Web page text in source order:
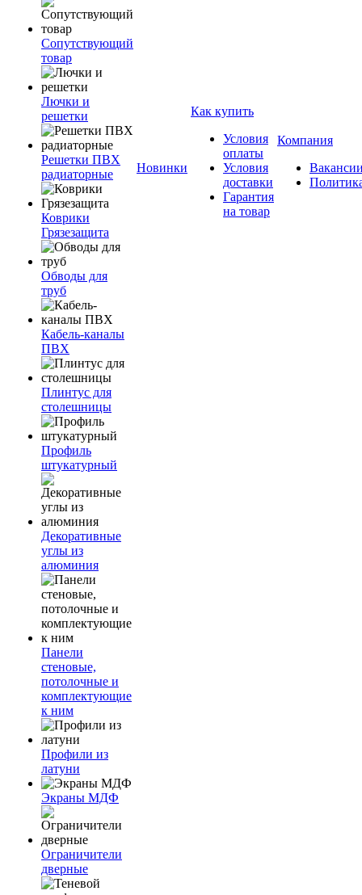
Сопутствующий
товар
Лючки и
решетки
Решетки ПВХ
радиаторные
Коврики
Грязезащита
Обводы для
труб
Кабель-каналы
ПВХ
Плинтус для
столешницы
Профиль
штукатурный
Декоративные
углы из
алюминия
Панели
стеновые,
потолочные и
комплектующие
к ним
Профили из
латуни
Экраны МДФ
Ограничители
дверные
Новинки
Как купить
Условия
оплаты
Условия
доставки
Гарантия
на товар
Компания